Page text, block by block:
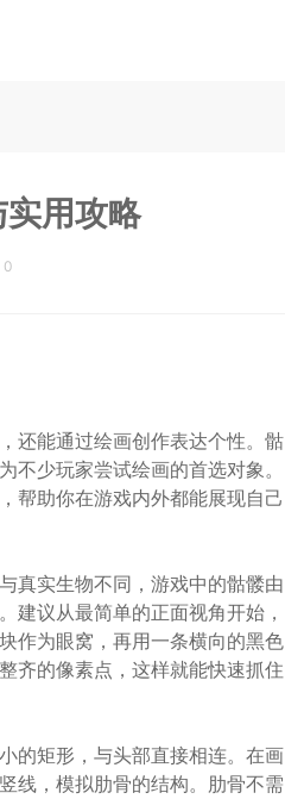
用攻略
0
还能通过绘画创作表达个性。骷
少玩家尝试绘画的首选对象。
帮助你在游戏内外都能展现自己
真实生物不同，游戏中的骷髅由
建议从最简单的正面视角开始，
作为眼窝，再用一条横向的黑色
齐的像素点，这样就能快速抓住
的矩形，与头部直接相连。在画
线，模拟肋骨的结构。肋骨不需